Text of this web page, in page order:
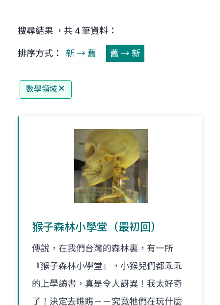
搜尋結果 ，共 4 筆資料：
排序方式： 新 → 舊 舊 → 新
數學領域
猴子森林小學堂（最初回）
傳說，在我們台灣的森林裏，有一所
『猴子森林小學堂』，小猴兒們都乖乖
的上學讀書，真是令人訝異！我太好奇
了！決定去瞧瞧－－究竟牠們在玩什麼